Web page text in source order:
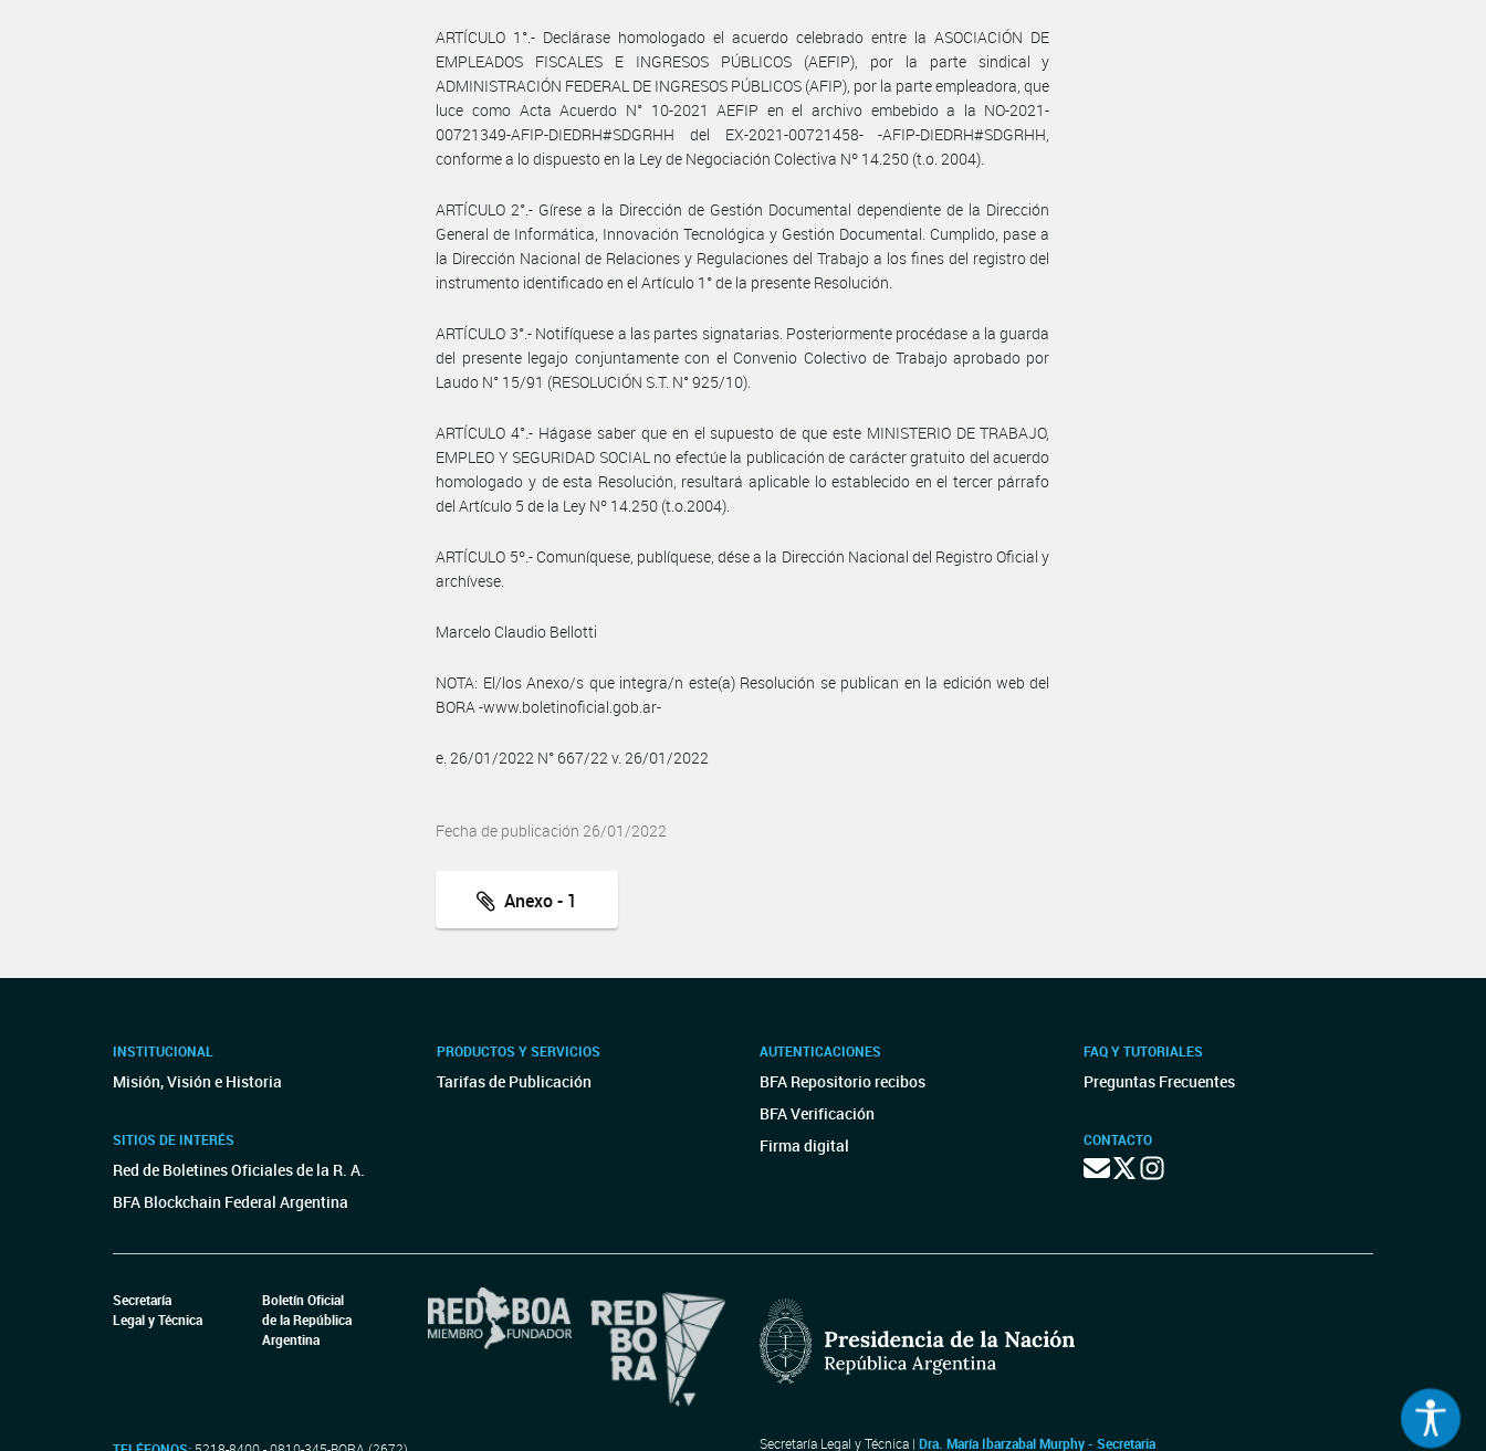
ARTÍCULO 1°.- Declárase homologado el acuerdo celebrado entre la ASOCIACIÓN DE
EMPLEADOS FISCALES E INGRESOS PÚBLICOS (AEFIP), por la parte sindical y
ADMINISTRACIÓN FEDERAL DE INGRESOS PÚBLICOS (AFIP), por la parte empleadora, que
luce como Acta Acuerdo N° 10-2021 AEFIP en el archivo embebido a la NO-2021-
00721349-AFIP-DIEDRH#SDGRHH del EX-2021-00721458- -AFIP-DIEDRH#SDGRHH,
conforme a lo dispuesto en la Ley de Negociación Colectiva Nº 14.250 (t.o. 2004).
ARTÍCULO 2°.- Gírese a la Dirección de Gestión Documental dependiente de la Dirección
General de Informática, Innovación Tecnológica y Gestión Documental. Cumplido, pase a
la Dirección Nacional de Relaciones y Regulaciones del Trabajo a los fines del registro del
instrumento identificado en el Artículo 1° de la presente Resolución.
ARTÍCULO 3°.- Notifíquese a las partes signatarias. Posteriormente procédase a la guarda
del presente legajo conjuntamente con el Convenio Colectivo de Trabajo aprobado por
Laudo N° 15/91 (RESOLUCIÓN S.T. N° 925/10).
ARTÍCULO 4°.- Hágase saber que en el supuesto de que este MINISTERIO DE TRABAJO,
EMPLEO Y SEGURIDAD SOCIAL no efectúe la publicación de carácter gratuito del acuerdo
homologado y de esta Resolución, resultará aplicable lo establecido en el tercer párrafo
del Artículo 5 de la Ley Nº 14.250 (t.o.2004).
ARTÍCULO 5º.- Comuníquese, publíquese, dése a la Dirección Nacional del Registro Oficial y
archívese.
Marcelo Claudio Bellotti
NOTA: El/los Anexo/s que integra/n este(a) Resolución se publican en la edición web del
BORA -www.boletinoficial.gob.ar-
e. 26/01/2022 N° 667/22 v. 26/01/2022
Fecha de publicación 26/01/2022
Anexo - 1
INSTITUCIONAL
Misión, Visión e Historia
SITIOS DE INTERÉS
Red de Boletines Oficiales de la R. A.
BFA Blockchain Federal Argentina
PRODUCTOS Y SERVICIOS
Tarifas de Publicación
AUTENTICACIONES
BFA Repositorio recibos
BFA Verificación
Firma digital
FAQ Y TUTORIALES
Preguntas Frecuentes
CONTACTO
Secretaría
Legal y Técnica
Boletín Oficial
de la República
Argentina
Secretaría Legal y Técnica | Dra. María Ibarzabal Murphy - Secretaria